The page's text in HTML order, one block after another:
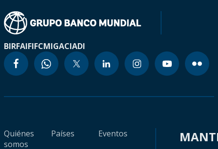
BIRFAIFIFCMIGACIADI
Quiénes
somos
Países
Eventos